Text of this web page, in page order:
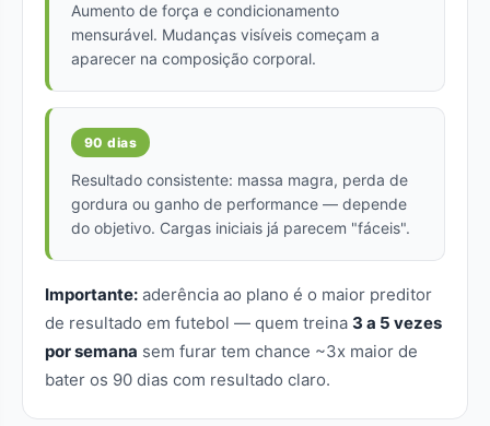
Aumento de força e condicionamento
mensurável. Mudanças visíveis começam a
aparecer na composição corporal.
90 dias
Resultado consistente: massa magra, perda de
gordura ou ganho de performance — depende
do objetivo. Cargas iniciais já parecem "fáceis".
Importante: aderência ao plano é o maior preditor
de resultado em futebol — quem treina 3 a 5 vezes
por semana sem furar tem chance ~3x maior de
bater os 90 dias com resultado claro.